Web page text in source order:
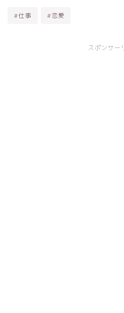
#仕事 #恋愛
スポンサー